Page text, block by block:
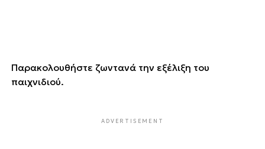
Παρακολουθήστε ζωντανά την εξέλιξη του
παιχνιδιού.
ADVERTISEMENT